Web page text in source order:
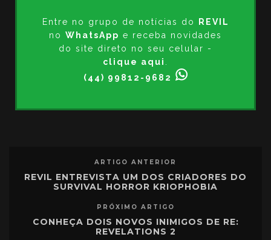
Entre no grupo de notícias do
REVIL
no WhatsApp e receba novidades
do site direto no seu celular -
clique aqui .
(44) 99812-9682
ARTIGO ANTERIOR
REVIL ENTREVISTA UM DOS CRIADORES DO
SURVIVAL HORROR KRIOPHOBIA
PRÓXIMO ARTIGO
CONHEÇA DOIS NOVOS INIMIGOS DE RE:
REVELATIONS 2